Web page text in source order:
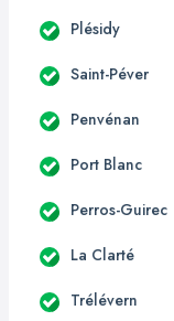
Plésidy
Saint-Péver
Penvénan
Port Blanc
Perros-Guirec
La Clarté
Trélévern